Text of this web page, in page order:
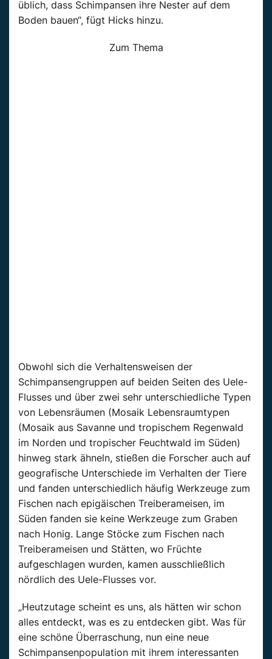
üblich, dass Schimpansen ihre Nester auf dem
Boden bauen“, fügt Hicks hinzu.
Zum Thema
Obwohl sich die Verhaltensweisen der
Schimpansengruppen auf beiden Seiten des Uele-
Flusses und über zwei sehr unterschiedliche Typen
von Lebensräumen (Mosaik Lebensraumtypen
(Mosaik aus Savanne und tropischem Regenwald
im Norden und tropischer Feuchtwald im Süden)
hinweg stark ähneln, stießen die Forscher auch auf
geografische Unterschiede im Verhalten der Tiere
und fanden unterschiedlich häufig Werkzeuge zum
Fischen nach epigäischen Treiberameisen, im
Süden fanden sie keine Werkzeuge zum Graben
nach Honig. Lange Stöcke zum Fischen nach
Treiberameisen und Stätten, wo Früchte
aufgeschlagen wurden, kamen ausschließlich
nördlich des Uele-Flusses vor.
„Heutzutage scheint es uns, als hätten wir schon
alles entdeckt, was es zu entdecken gibt. Was für
eine schöne Überraschung, nun eine neue
Schimpansenpopulation mit ihrem interessanten